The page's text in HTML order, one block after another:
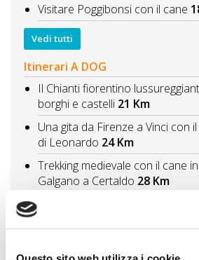
Visitare Poggibonsi con il cane
Vedi tutti
Itinerari A DOG
Il Chianti fiorentino
borghi e castelli 21 Km
Una gita da Firenze a Vinci con
di Leonardo 24 Km
Trekking medievale con il cane
Galgano a Certaldo 28 Km
Camminare con il cane nella